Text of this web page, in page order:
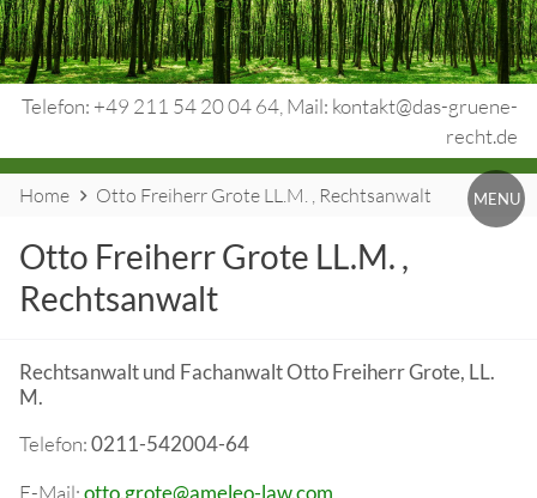
Skip
to
content
Telefon: +49 211 54 20 04 64, Mail: kontakt@das-gruene-
recht.de
Urheberrecht.
Medienrecht.
gewerbl.
MENU
Website
Home Otto Freiherr Grote LL.M. , Rechtsanwalt
Otto Freiherr Grote LL.M. ,
Rechtsanwalt
Rechtsanwalt und Fachanwalt Otto Freiherr Grote, LL.
M.
Telefon:0211-542004-64
E-Mail:otto.grote@ameleo-law.com